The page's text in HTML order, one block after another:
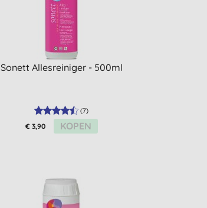
Sonett Allesreiniger - 500ml
(7)
€ 3,90 KOPEN